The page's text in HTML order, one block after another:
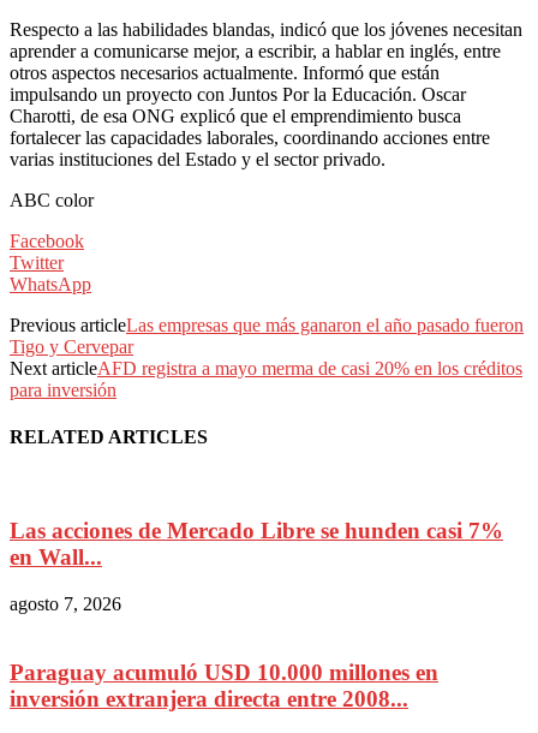
Respecto a las habilidades blandas, indicó que los jóvenes necesitan
aprender a comunicarse mejor, a escribir, a hablar en inglés, entre
otros aspectos necesarios actualmente. Informó que están
impulsando un proyecto con Juntos Por la Educación. Oscar
Charotti, de esa ONG explicó que el emprendimiento busca
fortalecer las capacidades laborales, coordinando acciones entre
varias instituciones del Estado y el sector privado.
ABC color
Facebook
Twitter
WhatsApp
Previous articleLas empresas que más ganaron el año pasado fueron
Tigo y Cervepar
Next articleAFD registra a mayo merma de casi 20% en los créditos
para inversión
RELATED ARTICLES
Las acciones de Mercado Libre se hunden casi 7%
en Wall...
agosto 7, 2026
Paraguay acumuló USD 10.000 millones en
inversión extranjera directa entre 2008...